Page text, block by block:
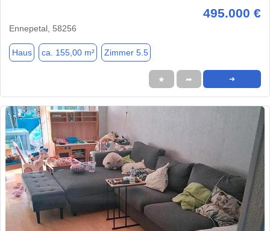
495.000 €
Ennepetal, 58256
Haus ca. 155,00 m² Zimmer 5.5
★ ➦ ➜